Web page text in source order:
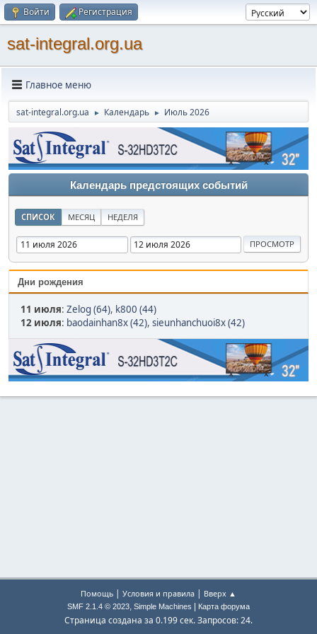
Войти Регистрация
sat-integral.org.ua
Главное меню
sat-integral.org.ua ► Календарь ► Июль 2026
Календарь предстоящих событий
СПИСОК МЕСЯЦ НЕДЕЛЯ
Дни рождения
11 июля: Zelog (64), k800 (44)
12 июля: baodainhan8x (42), sieunhanchuoi8x (42)
Помощь | Условия и правила | Вверх ▲
SMF 2.1.4 © 2023, Simple Machines Карта форума
Страница создана за 0.199 сек. Запросов: 24.